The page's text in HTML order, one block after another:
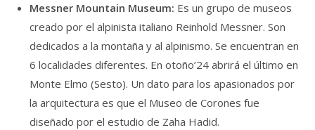
Messner Mountain Museum: Es un grupo de museos
creado por el alpinista italiano Reinhold Messner. Son
dedicados a la montaña y al alpinismo. Se encuentran en
6 localidades diferentes. En otoño’24 abrirá el último en
Monte Elmo (Sesto). Un dato para los apasionados por
la arquitectura es que el Museo de Corones fue
diseñado por el estudio de Zaha Hadid.